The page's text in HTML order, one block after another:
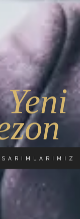
Yeni